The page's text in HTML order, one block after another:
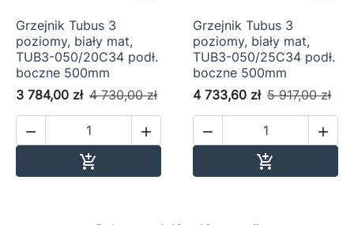
Grzejnik Tubus 3
poziomy, biały mat,
TUB3-050/20C34 podł.
boczne 500mm
3 784,00 zł 4 730,00 zł
 

Grzejnik Tubus 3
poziomy, biały mat,
TUB3-050/25C34 podł.
boczne 500mm
4 733,60 zł 5 917,00 zł
 
